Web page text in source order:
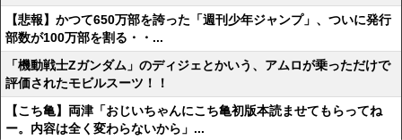
【悲報】かつて650万部を誇った「週刊少年ジャンプ」、ついに発行
部数が100万部を割る・・...
「機動戦士Ζガンダム」のディジェとかいう、アムロが乗っただけで
評価されたモビルスーツ！！
【こち亀】両津「おじいちゃんにこち亀初版本読ませてもらってね
ー。内容は全く変わらないから」...